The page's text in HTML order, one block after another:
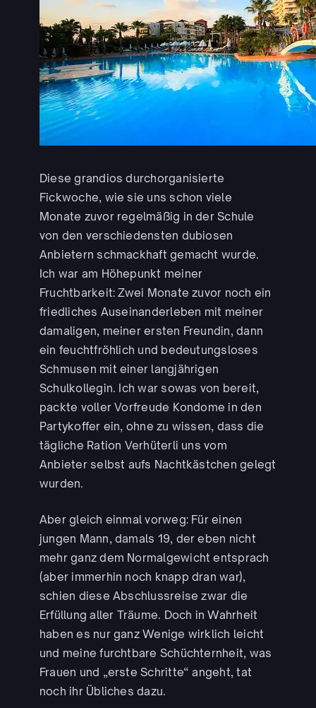
Diese grandios durchorganisierte
Fickwoche, wie sie uns schon viele
Monate zuvor regelmäßig in der Schule
von den verschiedensten dubiosen
Anbietern schmackhaft gemacht wurde.
Ich war am Höhepunkt meiner
Fruchtbarkeit: Zwei Monate zuvor noch ein
friedliches Auseinanderleben mit meiner
damaligen, meiner ersten Freundin, dann
ein feuchtfröhlich und bedeutungsloses
Schmusen mit einer langjährigen
Schulkollegin. Ich war sowas von bereit,
packte voller Vorfreude Kondome in den
Partykoffer ein, ohne zu wissen, dass die
tägliche Ration Verhüterli uns vom
Anbieter selbst aufs Nachtkästchen gelegt
wurden.
Aber gleich einmal vorweg: Für einen
jungen Mann, damals 19, der eben nicht
mehr ganz dem Normalgewicht entsprach
(aber immerhin noch knapp dran war),
schien diese Abschlussreise zwar die
Erfüllung aller Träume. Doch in Wahrheit
haben es nur ganz Wenige wirklich leicht
und meine furchtbare Schüchternheit, was
Frauen und „erste Schritte“ angeht, tat
noch ihr Übliches dazu.